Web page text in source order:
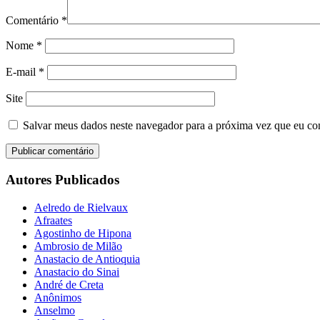
Comentário *
Nome *
E-mail *
Site
Salvar meus dados neste navegador para a próxima vez que eu
Autores Publicados
Aelredo de Rielvaux
Afraates
Agostinho de Hipona
Ambrosio de Milão
Anastacio de Antioquia
Anastacio do Sinai
André de Creta
Anônimos
Anselmo